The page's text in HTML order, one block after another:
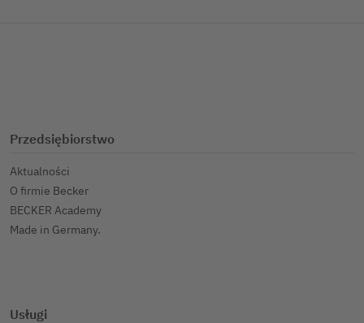
Przedsiębiorstwo
Aktualności
O firmie Becker
BECKER Academy
Made in Germany.
Usługi